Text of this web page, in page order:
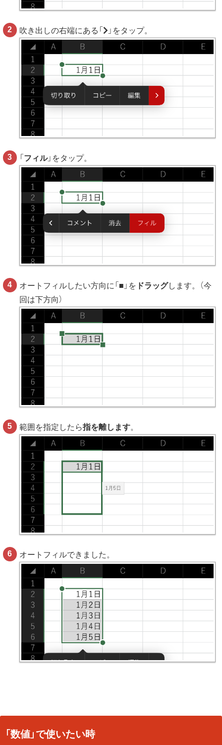
吹き出しの右端にある「 」をタップ。
「 フィル」をタップ。
オートフィルしたい方向に「■」を ドラッグします。（今
回は下方向）
範囲を指定したら指を離します。
オートフィルできました。
「数値」で使いたい時